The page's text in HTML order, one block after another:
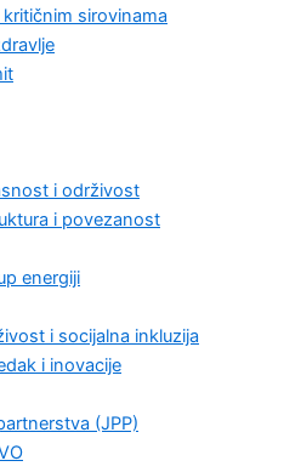
sirovinama
i održivost
i povezanost
energiji
i socijalna inkluzija
i inovacije
(JPP)